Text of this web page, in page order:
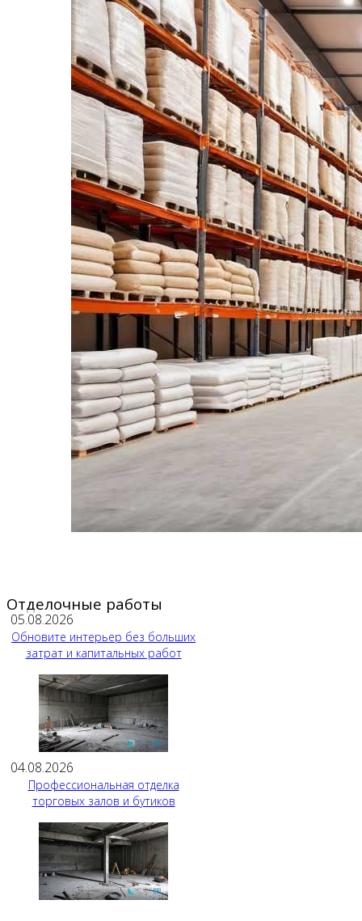
Отделочные работы
05.08.2026
Обновите интерьер без больших
затрат и капитальных работ
04.08.2026
Профессиональная отделка
торговых залов и бутиков